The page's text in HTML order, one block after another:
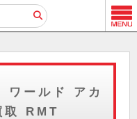
ワールド アカ
取 RMT